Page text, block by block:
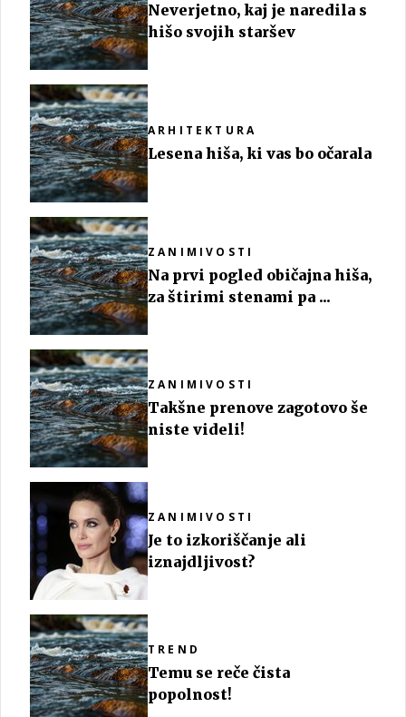
Neverjetno, kaj je naredila s
hišo svojih staršev
ARHITEKTURA
Lesena hiša, ki vas bo očarala
ZANIMIVOSTI
Na prvi pogled običajna hiša,
za štirimi stenami pa ...
ZANIMIVOSTI
Takšne prenove zagotovo še
niste videli!
ZANIMIVOSTI
Je to izkoriščanje ali
iznajdljivost?
TREND
Temu se reče čista
popolnost!